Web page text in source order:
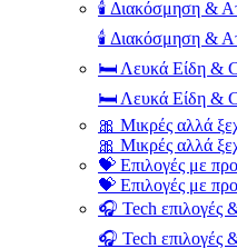
🕯️ Διακόσμηση &
🕯️ Διακόσμηση &
🛏️ Λευκά Είδη &
🛏️ Λευκά Είδη &
🎀 Μικρές αλλά
🎀 Μικρές αλλά
💝 Επιλογές με
💝 Επιλογές με
🎧 Tech επιλογές
🎧 Tech επιλογές